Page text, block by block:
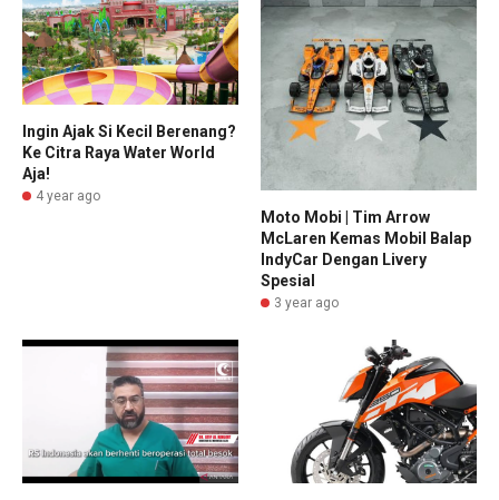
Ingin Ajak Si Kecil Berenang?
Ke Citra Raya Water World
Aja!
4 year ago
Moto Mobi | Tim Arrow
McLaren Kemas Mobil Balap
IndyCar Dengan Livery
Spesial
3 year ago